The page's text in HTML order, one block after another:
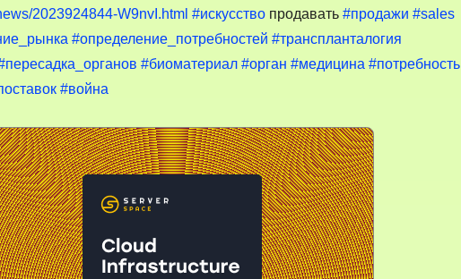
Стадия
определение
потребностей.
2023924844-W9nvI.html #искусство продавать #продажи #sales
#определение_потребностей #транспланталогия
#биоматериал #орган #медицина #потребность
#война